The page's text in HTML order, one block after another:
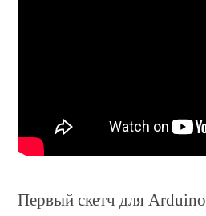
Первый скетч для Arduino